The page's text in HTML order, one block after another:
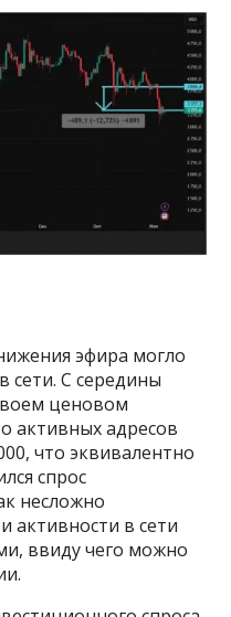
эфира могло
сети. С середины
ценовом
активных адресов
что эквивалентно
спрос
несложно
активности в сети
ввиду чего можно